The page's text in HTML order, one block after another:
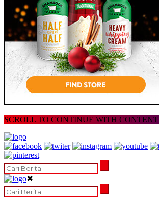
SCROLL TO CONTINUE WITH CONTENT
✖